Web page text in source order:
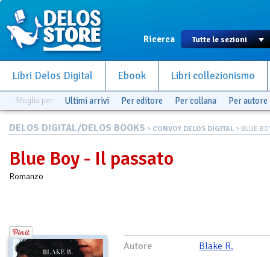
Ricerca
Libri Delos Digital Ebook Libri collezionismo
Sfoglia per Ultimi arrivi Per editore Per collana Per autore
DELOS DIGITAL/DELOS BOOKS > CONVOY DELOS DIGITAL > BLUE
Blue Boy - Il passato
Romanzo
Autore
Blake R.